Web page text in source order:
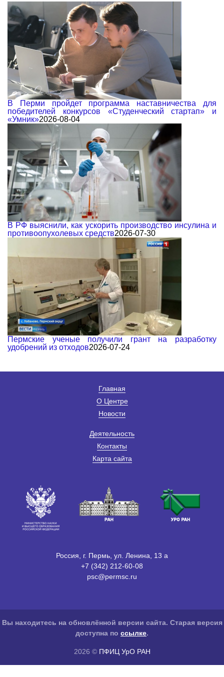
В Перми пройдет программа наставничества для
победителей конкурсов «Студенческий стартап» и
«Умник»2026-08-04
В РФ выяснили, как ускорить производство инсулина и
противоопухолевых средств2026-07-30
Пермские ученые получили грант на разработку
удобрений из отходов2026-07-24
Главная
О Центре
Новости
Деятельность
Контакты
Карта сайта
Россия, г. Пермь, ул. Ленина, 13 а
+7 (342) 212-60-08
psc@permsc.ru
Вы находитесь на обновлённой версии сайта. Старая версия
доступна по ссылке.
2026 © ПФИЦ УрО РАН